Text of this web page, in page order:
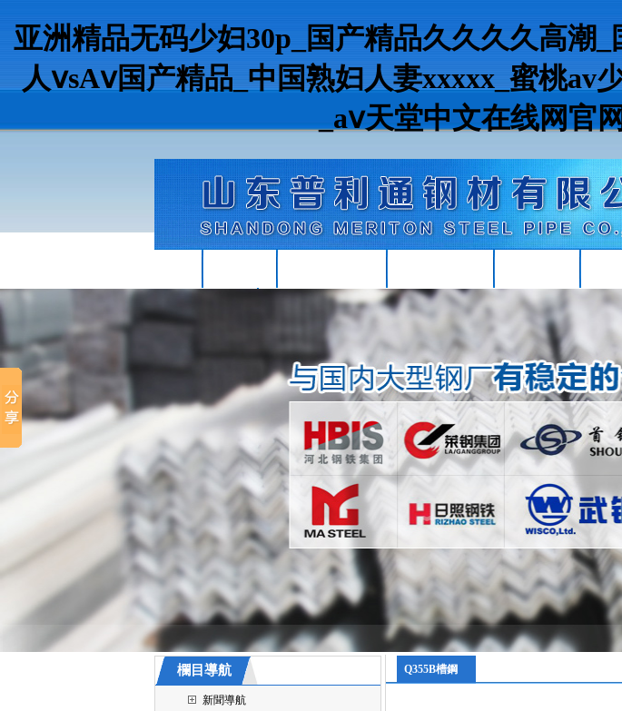
亚洲精品无码少妇30p_国产精品久久久久高潮
人ⅴsAⅴ国产精品_中国熟妇人妻xxxxx_蜜桃av
_аⅴ天堂中文在线网官
欄目導航
新聞導航
Q355B槽鋼